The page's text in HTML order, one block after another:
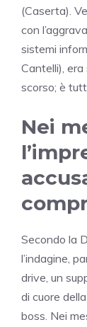
(Caserta).
con
sistemi
Cantelli),
scorso; è
Nei
Secondo la
l’indagine,
drive, un
di cuore
boss. Nei